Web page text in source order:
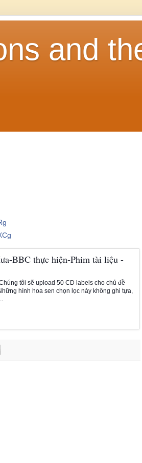
and
BBC thực hiện-Phim tài liệu -
tôi sẽ upload 50 CD labels cho chủ đề
hình hoa sen chọn lọc này không ghi tựa,